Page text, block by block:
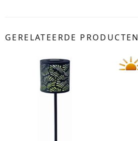
GERELATEERDE PRODUCTEN